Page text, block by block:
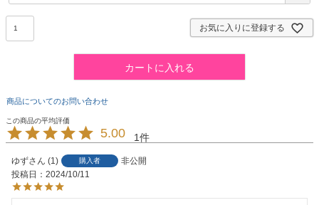
)
お気に入りに登録する
カートに入れる
商品についてのお問い合わせ
5.00 1
ゆず 1 購入者
非公開
投稿日
2024/10/11